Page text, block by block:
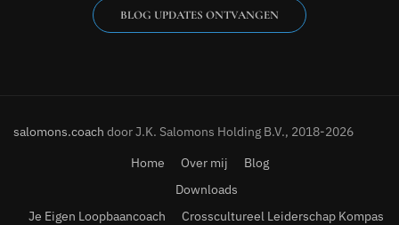
BLOG UPDATES ONTVANGEN
salomons.coach door J.K. Salomons Holding B.V., 2018-2026
Home
Over mij
Blog
Downloads
Je Eigen Loopbaancoach
Crosscultureel Leiderschap Kompas